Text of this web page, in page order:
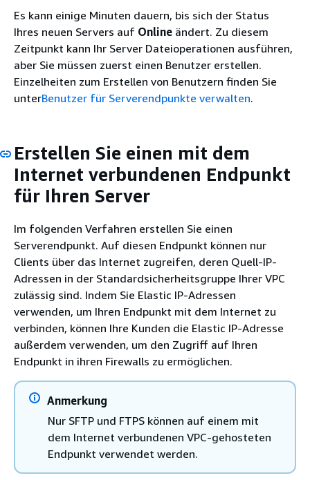
Es kann einige Minuten dauern, bis sich der Status
Ihres neuen Servers auf Online ändert. Zu diesem
Zeitpunkt kann Ihr Server Dateioperationen ausführen,
aber Sie müssen zuerst einen Benutzer erstellen.
Einzelheiten zum Erstellen von Benutzern finden Sie
unterBenutzer für Serverendpunkte verwalten.
Erstellen Sie einen mit dem
Internet verbundenen Endpunkt
für Ihren Server
Im folgenden Verfahren erstellen Sie einen
Serverendpunkt. Auf diesen Endpunkt können nur
Clients über das Internet zugreifen, deren Quell-IP-
Adressen in der Standardsicherheitsgruppe Ihrer VPC
zulässig sind. Indem Sie Elastic IP-Adressen
verwenden, um Ihren Endpunkt mit dem Internet zu
verbinden, können Ihre Kunden die Elastic IP-Adresse
außerdem verwenden, um den Zugriff auf Ihren
Endpunkt in ihren Firewalls zu ermöglichen.
Anmerkung
Nur SFTP und FTPS können auf einem mit
dem Internet verbundenen VPC-gehosteten
Endpunkt verwendet werden.